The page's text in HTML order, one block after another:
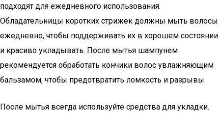
подходят для ежедневного использования.
Обладательницы коротких стрижек должны мыть волосы
ежедневно, чтобы поддерживать их в хорошем состоянии
и красиво укладывать. После мытья шампунем
рекомендуется обработать кончики волос увлажняющим
бальзамом, чтобы предотвратить ломкость и разрывы.
После мытья всегда используйте средства для укладки.